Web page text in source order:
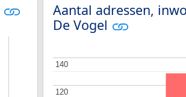
Aantal adressen,
De Vogel
120
120
140
140